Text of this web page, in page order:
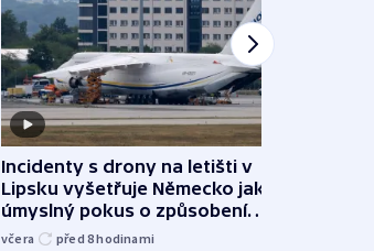
Incidenty s drony na letišti v
Lipsku vyšetřuje Německo jako
úmyslný pokus o způsobení
exploze
včera před 8hodinami